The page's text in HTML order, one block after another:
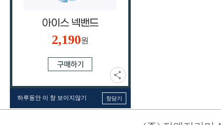
2,190원
하루동안 이 창 보이지않기 창닫기